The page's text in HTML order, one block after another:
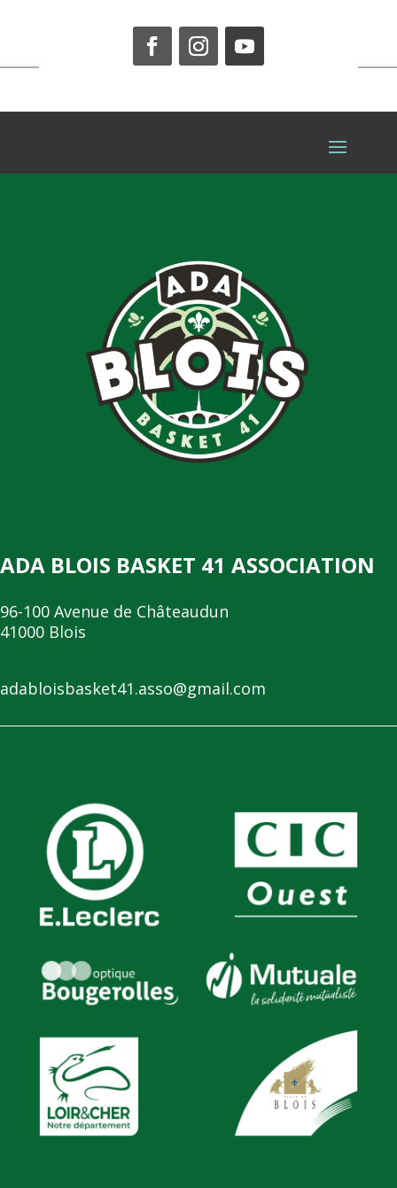
ADA BLOIS BASKET 41 ASSOCIATION
96-100 Avenue de Châteaudun
41000 Blois
adabloisbasket41.asso@gmail.com